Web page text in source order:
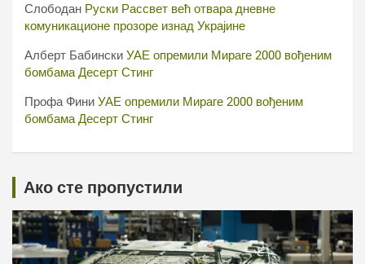
Слободан Руски Рассвет већ отвара дневне
комуникационе прозоре изнад Украјине
Алберт Бабински УАЕ опремили Мираге 2000 вођеним
бомбама Десерт Стинг
Профа Фини УАЕ опремили Мираге 2000 вођеним
бомбама Десерт Стинг
Ако сте пропустили